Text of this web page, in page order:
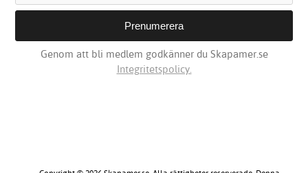
Genom att bli medlem godkänner du Skapamer.se
Integritetspolicy.